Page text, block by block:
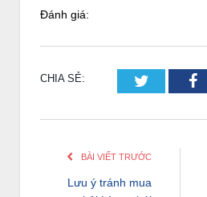
Đánh giá:
CHIA SẺ: Twitter
BÀI VIẾT TRƯỚC
Lưu ý tránh mua